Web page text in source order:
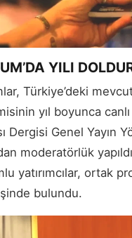
YILI
Türkiye’deki
yıl boyunca
Dergisi Genel Yayın
moderatörlük
yatırımcılar, ortak
bulundu.